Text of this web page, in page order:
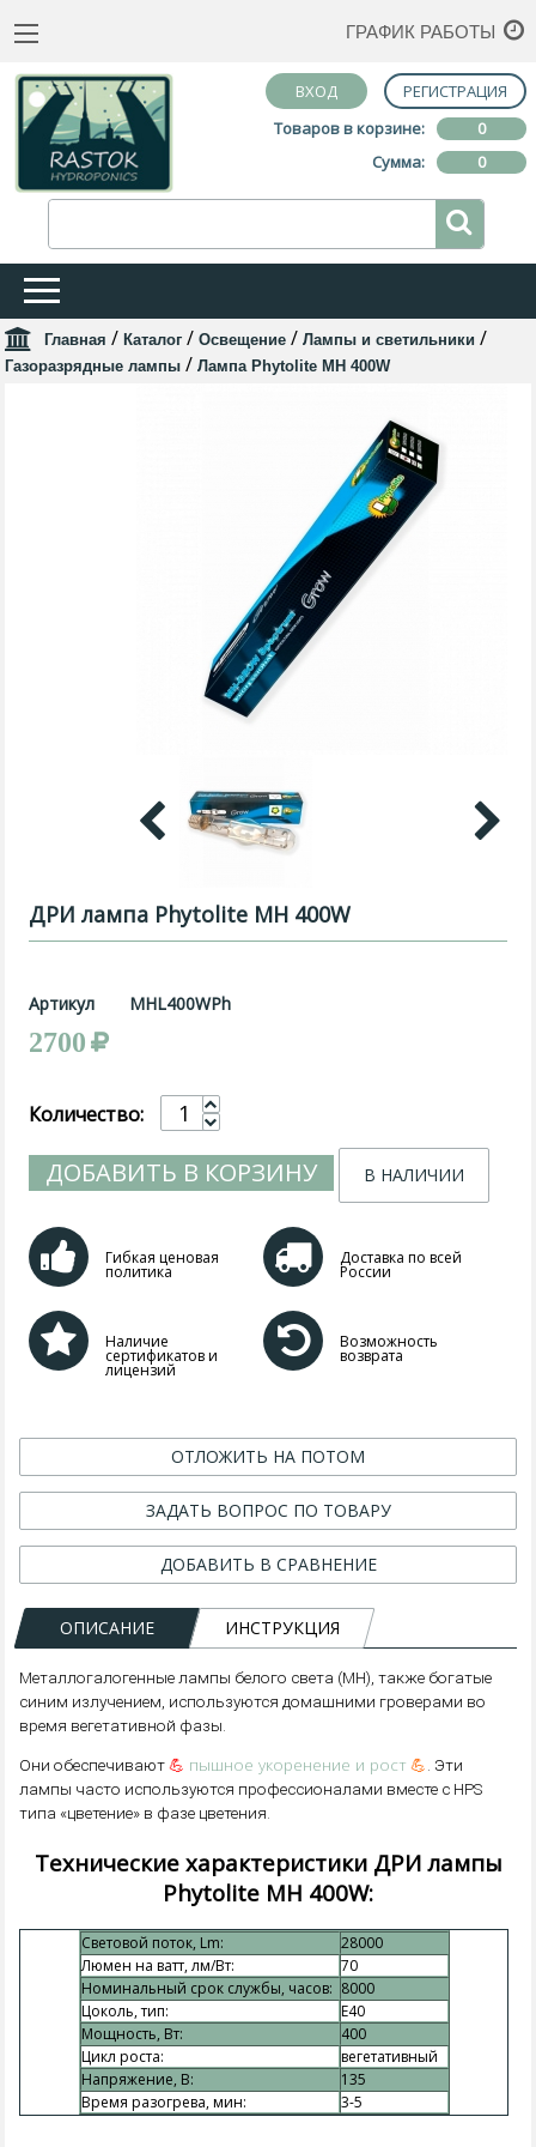
ГРАФИК РАБОТЫ
ВХОД
РЕГИСТРАЦИЯ
Товаров в корзине:
0
Сумма:
0
Главная / Каталог / Освещение / Лампы и светильники /
Газоразрядные лампы / Лампа Phytolite MH 400W
ДРИ лампа Phytolite MH 400W
Артикул MHL400WPh
2700
Количество:
ДОБАВИТЬ В КОРЗИНУ В НАЛИЧИИ
Гибкая ценовая
политика
Доставка по всей
России
Наличие
сертификатов и
лицензий
Возможность
возврата
ОТЛОЖИТЬ НА ПОТОМ
ЗАДАТЬ ВОПРОС ПО ТОВАРУ
ДОБАВИТЬ В СРАВНЕНИЕ
ОПИСАНИЕ ИНСТРУКЦИЯ
Металлогалогенные лампы белого света (MH), также богатые
синим излучением, используются домашними гроверами во
время вегетативной фазы.
Они обеспечивают💪 пышное укоренение и рост 💪 . Эти
лампы часто используются профессионалами вместе с HPS
типа «цветение» в фазе цветения.
Технические характеристики ДРИ лампы
Phytolite MH 400W:
Световой поток, Lm:
28000
Люмен на ватт, лм/Вт:
70
Номинальный срок службы, часов: 8000
Цоколь, тип:
E40
Мощность, Вт:
400
Цикл роста:
вегетативный
Напряжение, В:
135
Время разогрева, мин:
3-5